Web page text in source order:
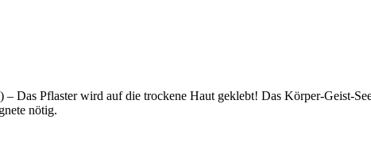
Das Pflaster wird auf die trockene Haut geklebt! Das Körper-Geist-
nötig.